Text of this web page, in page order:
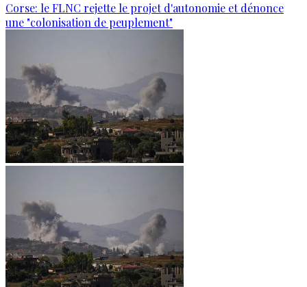
Corse: le FLNC rejette le projet d'autonomie et dénonce
une "colonisation de peuplement"